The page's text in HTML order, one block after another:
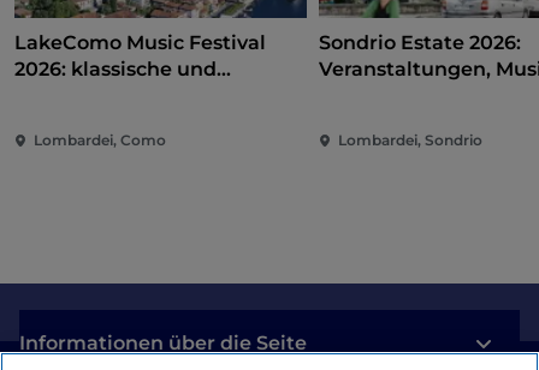
LakeComo Music Festival
2026: klassische und
am Comer See
Lombardei, Como
Sondrio Estate 2026:
Veranstaltungen,
Lombardei, Sondrio
Informationen über die Seite